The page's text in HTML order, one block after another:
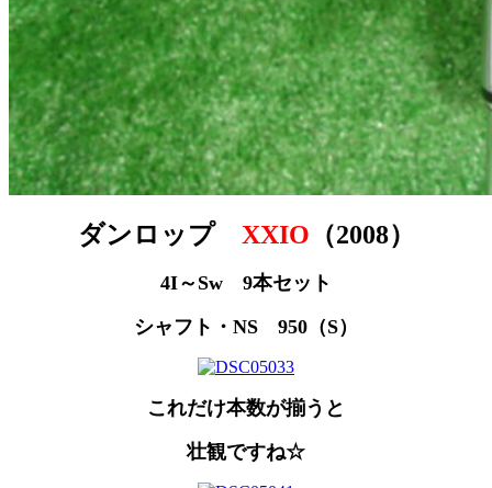
ダンロップ XXIO （2008）
4I～Sw 9本セット
シャフト・NS 950（S）
これだけ本数が揃うと
壮観ですね☆